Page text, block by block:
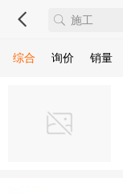
综合 询价 销量